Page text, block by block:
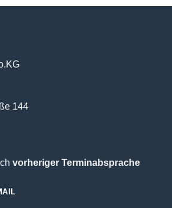
144
vorheriger Terminabsprache